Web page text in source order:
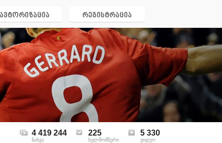
ავტორიზაცია რეგისტრაცია
4 419 244
ნახვა
225
ხელმომწერი
5 330
ვიდეო